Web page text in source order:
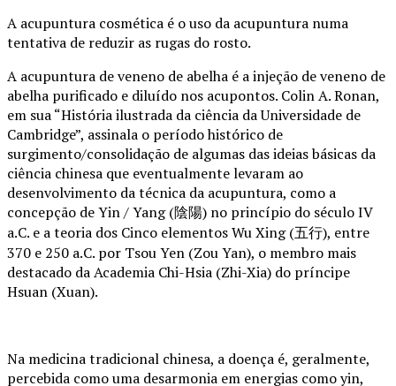
A acupuntura cosmética é o uso da acupuntura numa
tentativa de reduzir as rugas do rosto.
A acupuntura de veneno de abelha é a injeção de veneno de
abelha purificado e diluído nos acupontos. Colin A. Ronan,
em sua “História ilustrada da ciência da Universidade de
Cambridge”, assinala o período histórico de
surgimento/consolidação de algumas das ideias básicas da
ciência chinesa que eventualmente levaram ao
desenvolvimento da técnica da acupuntura, como a
concepção de Yin / Yang (陰陽) no princípio do século IV
a.C. e a teoria dos Cinco elementos Wu Xing (五行), entre
370 e 250 a.C. por Tsou Yen (Zou Yan), o membro mais
destacado da Academia Chi-Hsia (Zhi-Xia) do príncipe
Hsuan (Xuan).
Na medicina tradicional chinesa, a doença é, geralmente,
percebida como uma desarmonia em energias como yin,